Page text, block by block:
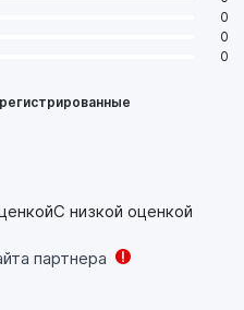
0
0
0
С низкой оценкой
партнера